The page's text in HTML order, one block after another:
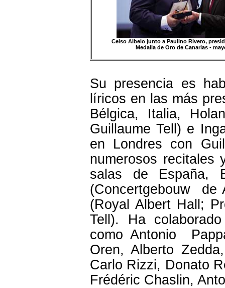
Celso Albelo junto a Paulino Rivero,
Medalla de Oro de Canarias -
Su presencia es
líricos en las más
Bélgica, Italia,
Guillaume Tell) e
en Londres con
numerosos recitales
salas de España,
(Concertgebouw de
(Royal Albert Hall;
Tell). Ha
como Antonio
Oren, Alberto
Carlo Rizzi, Donato
Frédéric Chaslin,